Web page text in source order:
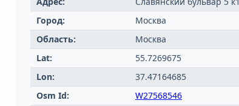
Город:
Москва
Область:
Москва
Lat:
55.7269675
Lon:
37.47164685
Osm Id:
W27568546